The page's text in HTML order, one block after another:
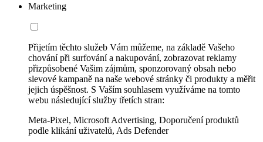
Marketing
Přijetím těchto služeb Vám můžeme, na základě Vašeho
chování při surfování a nakupování, zobrazovat reklamy
přizpůsobené Vašim zájmům, sponzorovaný obsah nebo
slevové kampaně na naše webové stránky či produkty a měřit
jejich úspěšnost. S Vaším souhlasem využíváme na tomto
webu následující služby třetích stran:
Meta-Pixel, Microsoft Advertising, Doporučení produktů
podle klikání uživatelů, Ads Defender